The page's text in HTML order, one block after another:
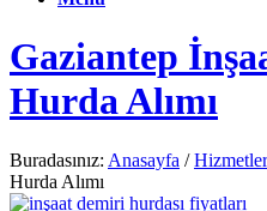
Gaziantep
Hurda Alımı
Buradasınız: Anasayfa /
Hurda Alımı